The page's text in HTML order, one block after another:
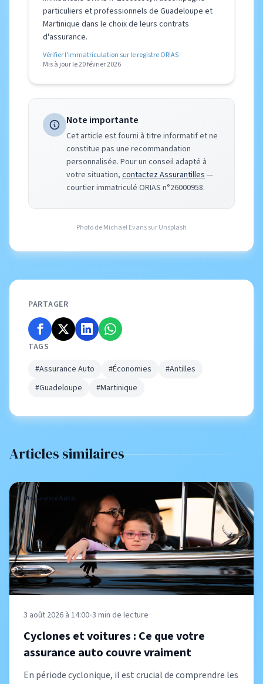
particuliers et professionnels de Guadeloupe et
Martinique dans le choix de leurs contrats
d'assurance.
Vérifier l'immatriculation sur le registre ORIAS
Mis à jour le 20 février 2026
Note importante
Cet article est fourni à titre informatif et ne
constitue pas une recommandation
personnalisée. Pour un conseil adapté à
votre situation, contactez Assurantilles—
courtier immatriculé ORIAS n°26000958.
Photo deMichael EvanssurUnsplash
PARTAGER
TAGS
#Assurance Auto
#Économies
#Antilles
#Guadeloupe
#Martinique
Articles similaires
Assurance Auto
3 août 2026 à 14:00•3 min de lecture
Cyclones et voitures : Ce que votre
assurance auto couvre vraiment
En période cyclonique, il est crucial de comprendre les